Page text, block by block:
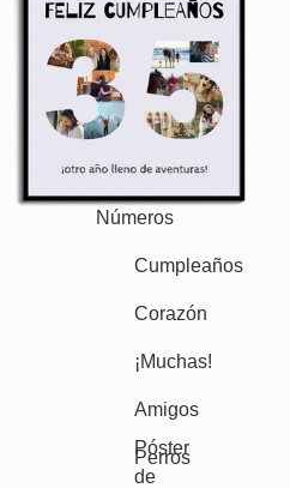
Otras ideas,
Vacaciones